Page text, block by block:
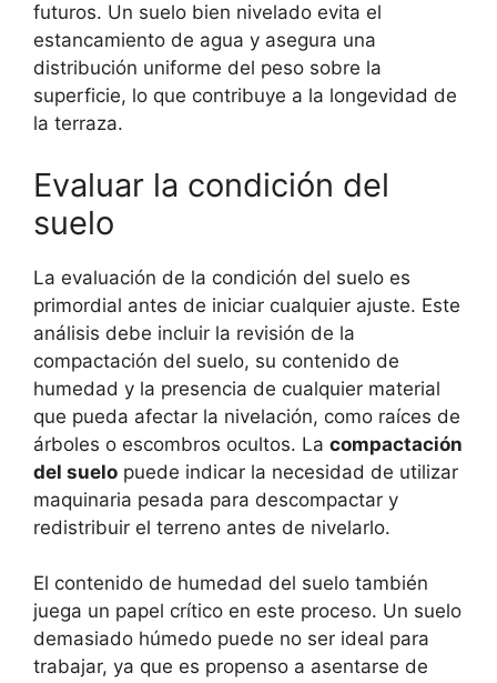
futuros. Un suelo bien nivelado evita el
estancamiento de agua y asegura una
distribución uniforme del peso sobre la
superficie, lo que contribuye a la longevidad de
la terraza.
Evaluar la condición del
suelo
La evaluación de la condición del suelo es
primordial antes de iniciar cualquier ajuste. Este
análisis debe incluir la revisión de la
compactación del suelo, su contenido de
humedad y la presencia de cualquier material
que pueda afectar la nivelación, como raíces de
árboles o escombros ocultos. La compactación
del suelo puede indicar la necesidad de utilizar
maquinaria pesada para descompactar y
redistribuir el terreno antes de nivelarlo.
El contenido de humedad del suelo también
juega un papel crítico en este proceso. Un suelo
demasiado húmedo puede no ser ideal para
trabajar, ya que es propenso a asentarse de